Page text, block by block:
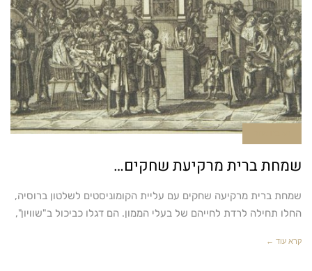
שמחת ברית מרקיעת שחקים…
שמחת ברית מרקיעה שחקים עם עליית הקומוניסטים לשלטון ברוסיה,
החלו תחילה לרדת לחייהם של בעלי הממון. הם דגלו כביכול ב"שוויון",
קרא עוד ←